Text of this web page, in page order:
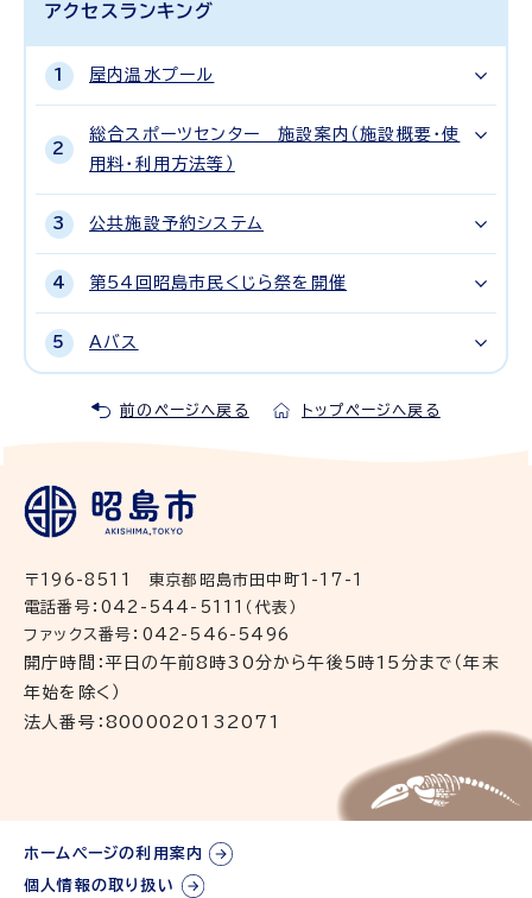
アクセスランキング
屋内温水プール
総合スポーツセンター 施設案内（施設概要・使
用料・利用方法等）
公共施設予約システム
第54回昭島市民くじら祭を開催
Aバス
前のページへ戻る トップページへ戻る
〒196-8511 東京都昭島市田中町1-17-1
電話番号：042-544-5111（代表）
ファックス番号：042-546-5496
開庁時間：平日の午前8時30分から午後5時15分まで（年末
年始を除く）
法人番号：8000020132071
ホームページの利用案内
個人情報の取り扱い